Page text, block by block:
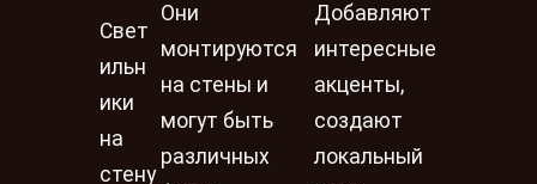
Свет
ильн
ики
на
стену
Они
монтируются
на стены и
могут быть
различных
Добавляют
интересные
акценты,
создают
локальный